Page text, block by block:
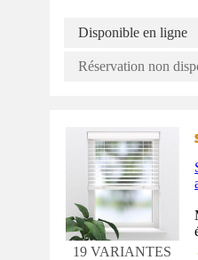
Disponible en ligne
Réservation non
19 VARIANTES